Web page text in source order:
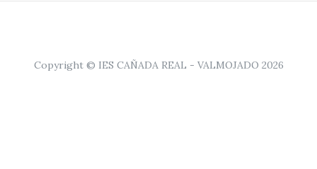
Copyright © IES CAÑADA REAL - VALMOJADO 2026